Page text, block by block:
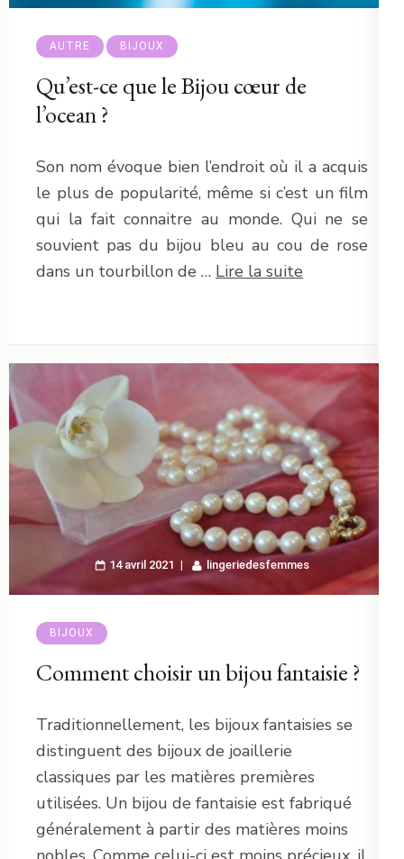
AUTRE BIJOUX
Qu’est-ce que le Bijou cœur de
l’ocean ?
Son nom évoque bien l’endroit où il a acquis
le plus de popularité, même si c’est un film
qui la fait connaitre au monde. Qui ne se
souvient pas du bijou bleu au cou de rose
dans un tourbillon de … Lire la suite
14 avril 2021 lingeriedesfemmes
BIJOUX
Comment choisir un bijou fantaisie ?
Traditionnellement, les bijoux fantaisies se
distinguent des bijoux de joaillerie
classiques par les matières premières
utilisées. Un bijou de fantaisie est fabriqué
généralement à partir des matières moins